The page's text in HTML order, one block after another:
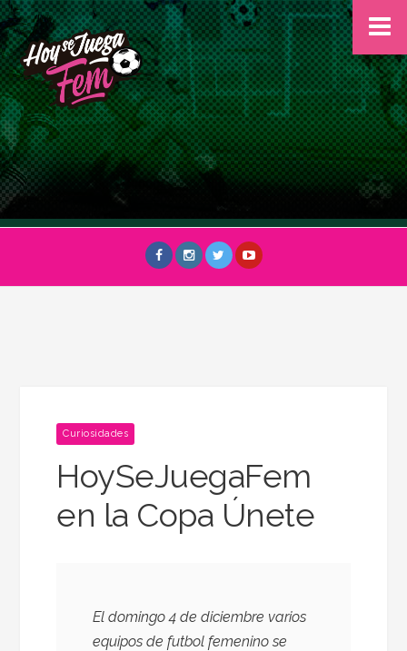
Curiosidades
HoySeJuegaFem
en la Copa Únete
El domingo 4 de diciembre varios
equipos de futbol femenino se